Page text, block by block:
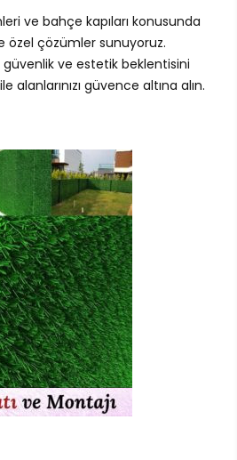
ve bahçe kapıları konusunda
özel çözümler sunuyoruz.
güvenlik ve estetik beklentisini
alanlarınızı güvence altına alın.